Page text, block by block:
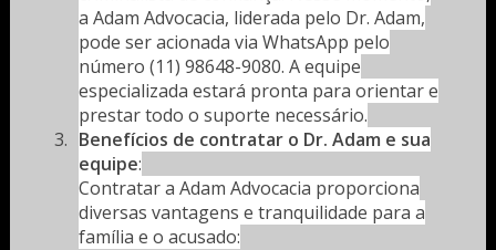
a Adam Advocacia, liderada pelo Dr. Adam,
pode ser acionada via WhatsApp pelo
número (11) 98648-9080. A equipe
especializada estará pronta para orientar e
prestar todo o suporte necessário.
Benefícios de contratar o Dr. Adam e sua
equipe:
Contratar a Adam Advocacia proporciona
diversas vantagens e tranquilidade para a
família e o acusado: